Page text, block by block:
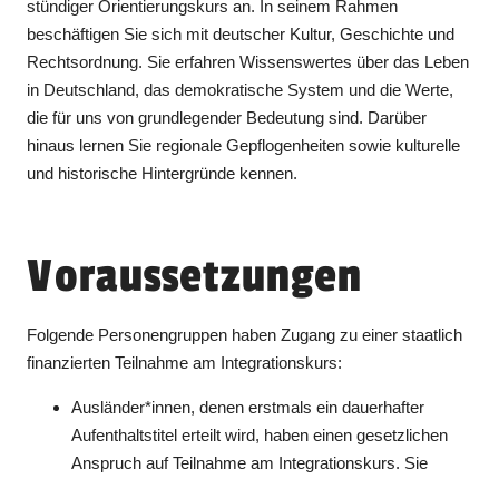
stündiger Orientierungskurs an. In seinem Rahmen
beschäftigen Sie sich mit deutscher Kultur, Geschichte und
Rechtsordnung. Sie erfahren Wissenswertes über das Leben
in Deutschland, das demokratische System und die Werte,
die für uns von grundlegender Bedeutung sind. Darüber
hinaus lernen Sie regionale Gepflogenheiten sowie kulturelle
und historische Hintergründe kennen.
Voraussetzungen
Folgende Personengruppen haben Zugang zu einer staatlich
finanzierten Teilnahme am Integrationskurs:
Ausländer*innen, denen erstmals ein dauerhafter
Aufenthaltstitel erteilt wird, haben einen gesetzlichen
Anspruch auf Teilnahme am Integrationskurs. Sie